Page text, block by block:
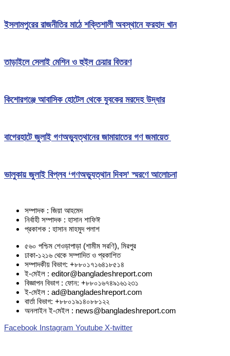
ইসলামপুরের রাজনীতির মাঠে শক্তিশালী অবস্থানে ফরহাদ খান
তাড়াইলে সেলাই মেশিন ও হুইল চেয়ার বিতরণ
কিশোরগঞ্জে আবাসিক হোটেল থেকে যুবকের মরদেহ উদ্ধার
বাগেরহাটে জুলাই গণঅভ্যুত্থানের জামায়াতের গণ জমায়েত
ভালুকায় জুলাই বিপ্লব ‘গণঅভ্যুত্থান দিবস’ স্মরণে আলোচনা
সম্পাদক : জিয়া আহমেদ
নির্বাহী সম্পাদক : হাসান শাফিঈ
প্রকাশক : হাসান মাহমুদ পলাশ
৫৬০ পশ্চিম শেওড়াপাড়া (শামীম সরণি), মিরপুর
ঢাকা-১২১৬ থেকে সম্পাদিত ও প্রকাশিত
সম্পাদকীয় বিভাগ: +৮৮০১৭১৬৪১৮৫১৪
ই-মেইল : editor@bangladeshreport.com
বিজ্ঞাপন বিভাগ : ফোন: +৮৮০১৬৭৪৯১৬১২৩১
ই-মেইল : ad@bangladeshreport.com
বার্তা বিভাগ: +৮৮০১৯১৪০৮৮১২২
অনলাইন ই-মেইল : news@bangladeshreport.com
Facebook Instagram Youtube X-twitter